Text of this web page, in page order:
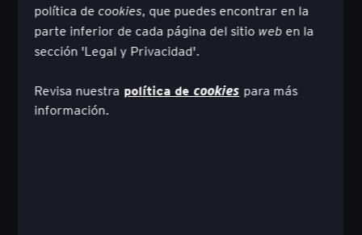
política decookies, que puedes encontrar en la
parte inferior de cada página del sitio web en la
sección 'Legal y Privacidad'.
Revisa nuestra política decookies para más
información.